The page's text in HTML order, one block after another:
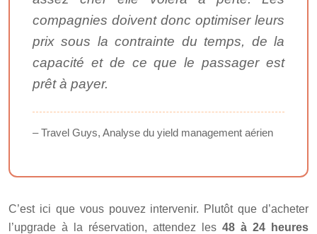
compagnies doivent donc optimiser leurs
prix sous la contrainte du temps, de la
capacité et de ce que le passager est
prêt à payer.
– Travel Guys, Analyse du yield management aérien
C’est ici que vous pouvez intervenir. Plutôt que d’acheter
l’upgrade à la réservation, attendez les 48 à 24 heures